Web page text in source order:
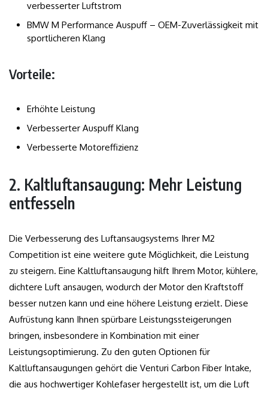
verbesserter Luftstrom
BMW M Performance Auspuff – OEM-Zuverlässigkeit mit
sportlicheren Klang
Vorteile:
Erhöhte Leistung
Verbesserter Auspuff Klang
Verbesserte Motoreffizienz
2. Kaltluftansaugung: Mehr Leistung
entfesseln
Die Verbesserung des Luftansaugsystems Ihrer M2
Competition ist eine weitere gute Möglichkeit, die Leistung
zu steigern. Eine Kaltluftansaugung hilft Ihrem Motor, kühlere,
dichtere Luft ansaugen, wodurch der Motor den Kraftstoff
besser nutzen kann und eine höhere Leistung erzielt. Diese
Aufrüstung kann Ihnen spürbare Leistungssteigerungen
bringen, insbesondere in Kombination mit einer
Leistungsoptimierung. Zu den guten Optionen für
Kaltluftansaugungen gehört die Venturi Carbon Fiber Intake,
die aus hochwertiger Kohlefaser hergestellt ist, um die Luft